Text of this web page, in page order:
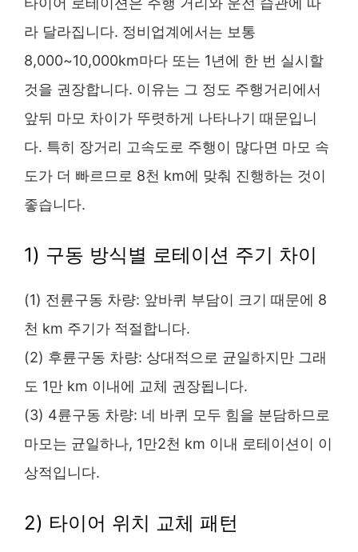
라 달라집니다. 정비업계에서는 보통
8,000~10,000km마다 또는 1년에 한 번 실시할
것을 권장합니다. 이유는 그 정도 주행거리에서
앞뒤 마모 차이가 뚜렷하게 나타나기 때문입니
다. 특히 장거리 고속도로 주행이 많다면 마모 속
도가 더 빠르므로 8천 km에 맞춰 진행하는 것이
좋습니다.
1) 구동 방식별 로테이션 주기 차이
(1) 전륜구동 차량: 앞바퀴 부담이 크기 때문에 8
천 km 주기가 적절합니다.
(2) 후륜구동 차량: 상대적으로 균일하지만 그래
도 1만 km 이내에 교체 권장됩니다.
(3) 4륜구동 차량: 네 바퀴 모두 힘을 분담하므로
마모는 균일하나, 1만2천 km 이내 로테이션이 이
상적입니다.
2) 타이어 위치 교체 패턴